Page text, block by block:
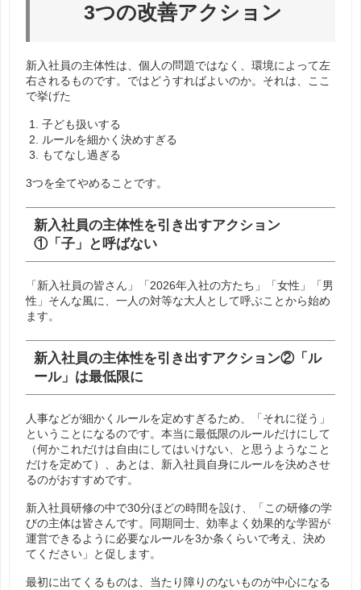
3つの改善アクション
新入社員の主体性は、個人の問題ではなく、環境によって左
右されるものです。ではどうすればよいのか。それは、ここ
で挙げた
子ども扱いする
ルールを細かく決めすぎる
もてなし過ぎる
3つを全てやめることです。
新入社員の主体性を引き出すアクション
①「子」と呼ばない
「新入社員の皆さん」「2026年入社の方たち」「女性」「男
性」そんな風に、一人の対等な大人として呼ぶことから始め
ます。
新入社員の主体性を引き出すアクション②「ル
ール」は最低限に
人事などが細かくルールを定めすぎるため、「それに従う」
ということになるのです。本当に最低限のルールだけにして
（何かこれだけは自由にしてはいけない、と思うようなこと
だけを定めて）、あとは、新入社員自身にルールを決めさせ
るのがおすすめです。
新入社員研修の中で30分ほどの時間を設け、「この研修の学
びの主体は皆さんです。同期同士、効率よく効果的な学習が
運営できるように必要なルールを3か条くらいで考え、決め
てください」と促します。
最初に出てくるものは、当たり障りのないものが中心になる